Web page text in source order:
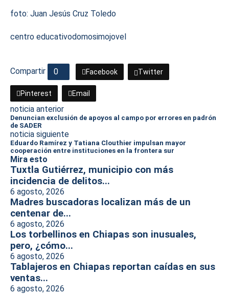
foto: Juan Jesús Cruz Toledo
centro educativodomosimojovel
Compartir 0 Facebook Twitter
Pinterest Email
noticia anterior
Denuncian exclusión de apoyos al campo por errores en padrón
de SADER
noticia siguiente
Eduardo Ramírez y Tatiana Clouthier impulsan mayor
cooperación entre instituciones en la frontera sur
Mira esto
Tuxtla Gutiérrez, municipio con más
incidencia de delitos...
6 agosto, 2026
Madres buscadoras localizan más de un
centenar de...
6 agosto, 2026
Los torbellinos en Chiapas son inusuales,
pero, ¿cómo...
6 agosto, 2026
Tablajeros en Chiapas reportan caídas en sus
ventas...
6 agosto, 2026